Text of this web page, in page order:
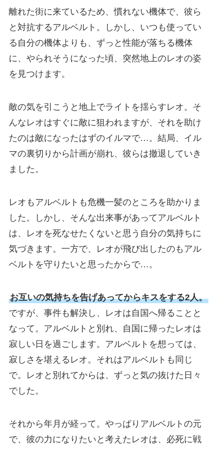
離れた街に来ているため、慣れない機体で、彼ら
と対抗するアルベルト。しかし、いつも使ってい
る自分の機体よりも、ずっと性能が落ちる機体
に、やられそうになった頃、突然地上のレオの姿
を見つけます。
敵の気を引こうと地上でライトを揺らすレオ。そ
んなレオはすぐに敵に狙われますが、それを助け
たのは敵になったはずのイルマで…。結局、イル
マの裏切りから計画が崩れ、彼らは撤退していき
ました。
レオもアルベルトも危機一髪のところを助かりま
した。しかし、そんな出来事があってアルベルト
は、レオを死なせたくないと思う自分の気持ちに
気づきます。一方で、レオが飛び出したのもアル
ベルトを守りたいと思ったからで…。
お互いの気持ちを告げあってからキスをする2人。
ですが、事件も解決し、レオは自国へ帰ることと
なって。アルベルトと別れ、自国に帰ったレオは
寂しい日を過ごします。アルベルトを想っては、
寂しさを堪えるレオ。それはアルベルトも同じ
で。レオと別れてからは、ずっと気の抜けた日々
でした。
それから年月が経って。やっぱりアルベルトの元
で、彼の力になりたいと考えたレオは、必死に戦